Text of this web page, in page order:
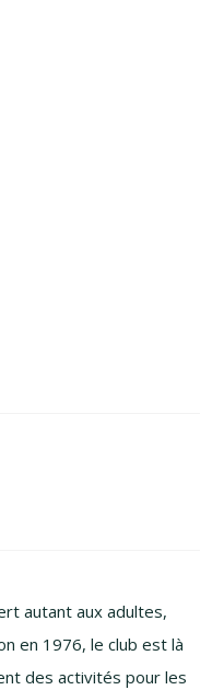
autant aux adultes,
en 1976, le club est là
des activités pour les